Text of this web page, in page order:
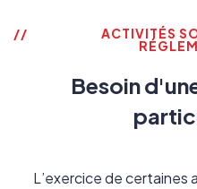
ACTIVITÉS
Besoin
L’exercice de certaines